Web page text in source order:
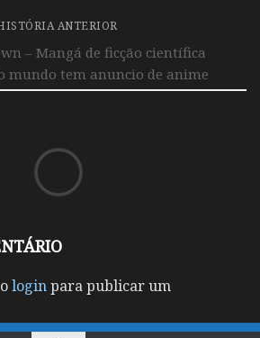
ANTERIOR
– Mangá de ficção científica
mundo tem anuncio de anime
loginpara publicar um